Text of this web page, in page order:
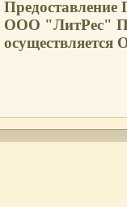
Предоставление
ООО "ЛитРес"